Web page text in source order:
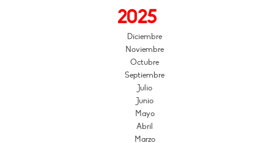
2025
Diciembre
Noviembre
Octubre
Septiembre
Julio
Junio
Mayo
Abril
Marzo